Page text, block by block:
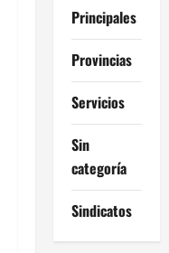
Principales
Provincias
Servicios
Sin
categoría
Sindicatos